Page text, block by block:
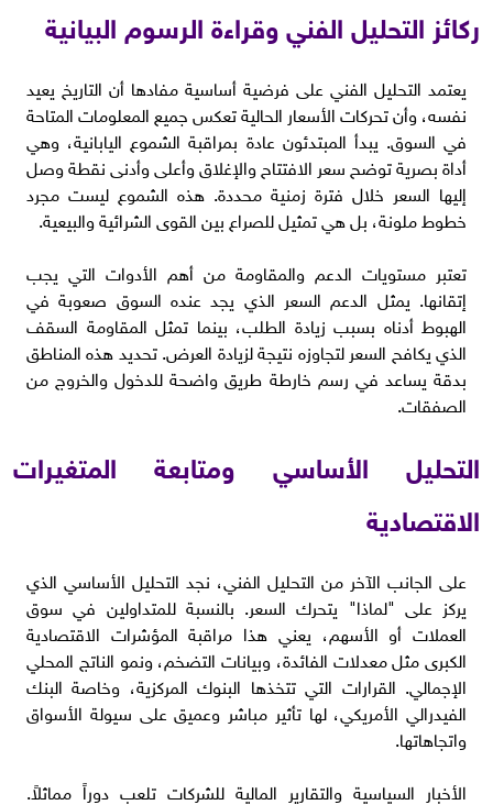
ركائز التحليل الفني وقراءة الرسوم البيانية
يعتمد التحليل الفني على فرضية أساسية مفادها أن التاريخ يعيد
نفسه، وأن تحركات الأسعار الحالية تعكس جميع المعلومات المتاحة
في السوق. يبدأ المبتدئون عادة بمراقبة الشموع اليابانية، وهي
أداة بصرية توضح سعر الافتتاح والإغلاق وأعلى وأدنى نقطة وصل
إليها السعر خلال فترة زمنية محددة. هذه الشموع ليست مجرد
خطوط ملونة، بل هي تمثيل للصراع بين القوى الشرائية والبيعية.
تعتبر مستويات الدعم والمقاومة من أهم الأدوات التي يجب
إتقانها. يمثل الدعم السعر الذي يجد عنده السوق صعوبة في
الهبوط أدناه بسبب زيادة الطلب، بينما تمثل المقاومة السقف
الذي يكافح السعر لتجاوزه نتيجة لزيادة العرض. تحديد هذه المناطق
بدقة يساعد في رسم خارطة طريق واضحة للدخول والخروج من
الصفقات.
التحليل الأساسي ومتابعة المتغيرات
الاقتصادية
على الجانب الآخر من التحليل الفني، نجد التحليل الأساسي الذي
يركز على "لماذا" يتحرك السعر. بالنسبة للمتداولين في سوق
العملات أو الأسهم، يعني هذا مراقبة المؤشرات الاقتصادية
الكبرى مثل معدلات الفائدة، وبيانات التضخم، ونمو الناتج المحلي
الإجمالي. القرارات التي تتخذها البنوك المركزية، وخاصة البنك
الفيدرالي الأمريكي، لها تأثير مباشر وعميق على سيولة الأسواق
واتجاهاتها.
الأخبار السياسية والتقارير المالية للشركات تلعب دوراً مماثلاً.